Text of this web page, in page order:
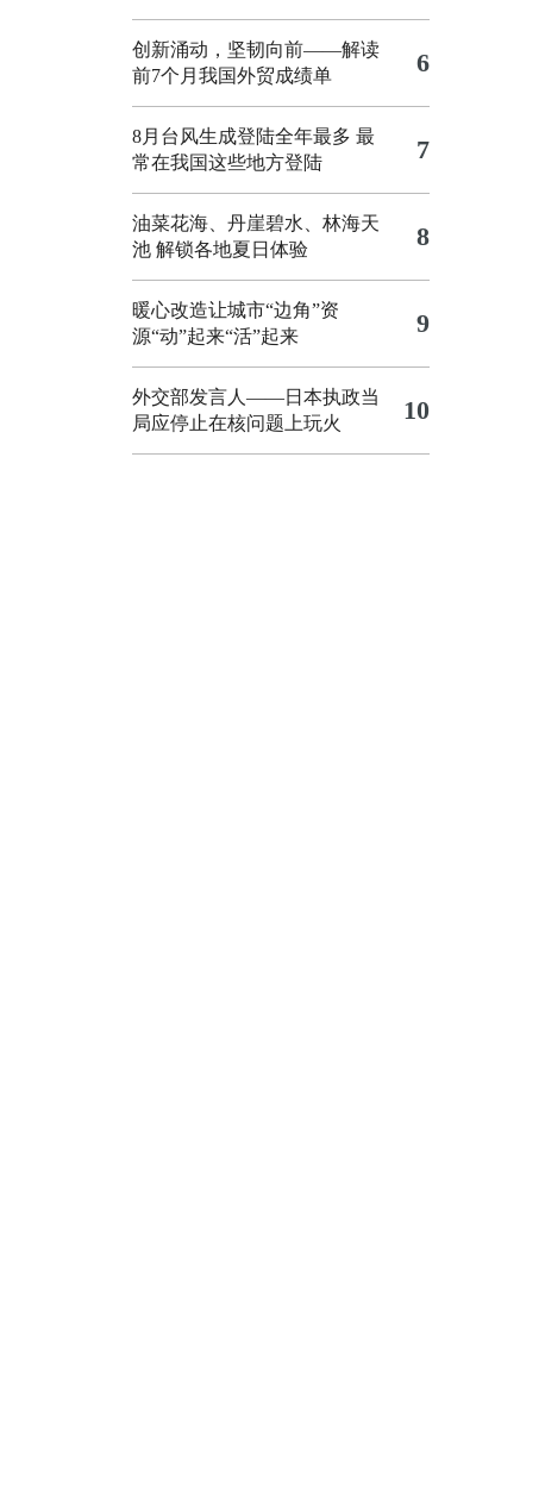
创新涌动，坚韧向前——解读
前7个月我国外贸成绩单
6
8月台风生成登陆全年最多 最
常在我国这些地方登陆
7
油菜花海、丹崖碧水、林海天
池 解锁各地夏日体验
8
暖心改造让城市“边角”资
源“动”起来“活”起来
9
外交部发言人——日本执政当
局应停止在核问题上玩火
10